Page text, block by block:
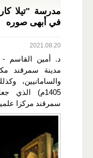
مدرسة "تيلا
في أبهى صوره
2021.08.20
د. أمين القاسم -
مدينة سمرقند
1405م) الذي
سمرقند مركزا